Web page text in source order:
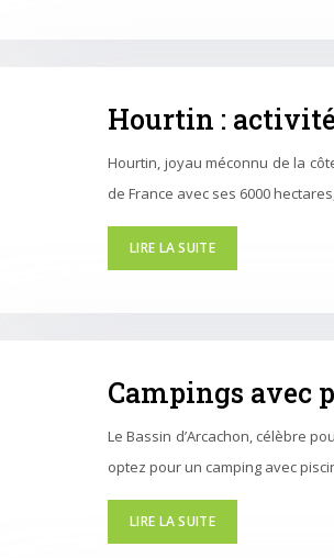
Hourtin :
Hourtin, joyau méconnu de la
de France avec ses 6000
LIRE LA SUITE
Campings avec
Le Bassin d’Arcachon, célèbre
optez pour un camping avec
LIRE LA SUITE